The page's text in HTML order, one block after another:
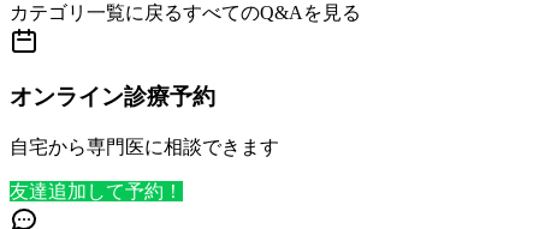
カテゴリ一覧に戻るすべてのQ&Aを見る
オンライン診療予約
自宅から専門医に相談できます
友達追加して予約！